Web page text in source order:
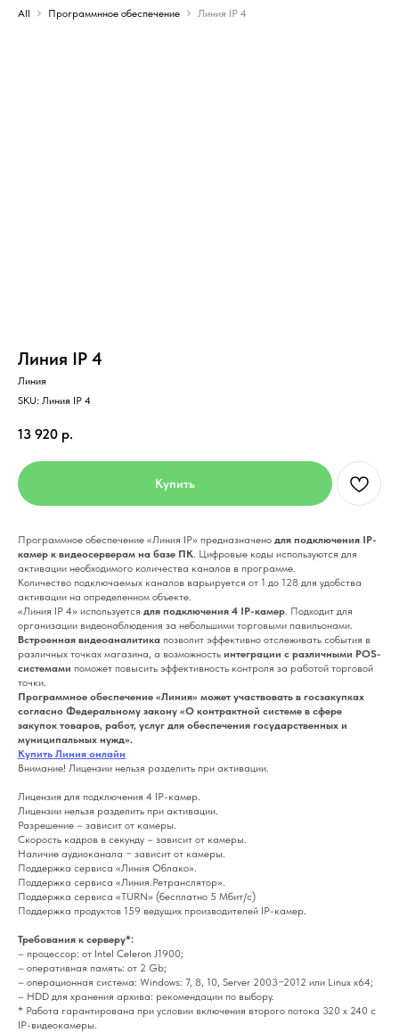
All Программнное обеспечение Линия IP 4
Линия IP 4
Линия
SKU: Линия IP 4
13 920 р.
Купить
Программное обеспечение «Линия IP» предназначено для подключения IP-
камер к видеосерверам на базе ПК. Цифровые коды используются для
активации необходимого количества каналов в программе.
Количество подключаемых каналов варьируется от 1 до 128 для удобства
активации на определенном объекте.
«Линия IP 4» используется для подключения 4 IP-камер. Подходит для
организации видеонаблюдения за небольшими торговыми павильонами.
Встроенная видеоаналитика позволит эффективно отслеживать события в
различных точках магазина, а возможность интеграции с различными POS-
системами поможет повысить эффективность контроля за работой торговой
точки.
Программное обеспечение «Линия» может участвовать в госзакупках
согласно Федеральному закону «О контрактной системе в сфере
закупок товаров, работ, услуг для обеспечения государственных и
муниципальных нужд».
Купить Линия онлайн
Внимание! Лицензии нельзя разделить при активации.
Лицензия для подключения 4 IP-камер.
Лицензии нельзя разделить при активации.
Разрешение – зависит от камеры.
Скорость кадров в секунду – зависит от камеры.
Наличие аудиоканала − зависит от камеры.
Поддержка сервиса «Линия Облако».
Поддержка сервиса «Линия.Ретранслятор».
Поддержка сервиса «TURN» (бесплатно 5 Мбит/с)
Поддержка продуктов 159 ведущих производителей IP-камер.
Требования к серверу*:
– процессор: от Intel Celeron J1900;
– оперативная память: от 2 Gb;
– операционная система: Windows: 7, 8, 10, Server 2003−2012 или Linux x64;
– HDD для хранения архива: рекомендации по выбору.
* Работа гарантирована при условии включения второго потока 320 x 240 с
IP-видеокамеры.